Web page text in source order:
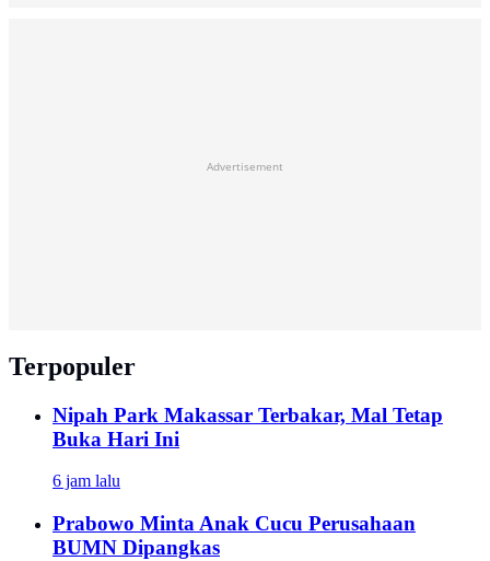
Advertisement
Terpopuler
Nipah Park Makassar Terbakar, Mal Tetap
Buka Hari Ini
6 jam lalu
Prabowo Minta Anak Cucu Perusahaan
BUMN Dipangkas